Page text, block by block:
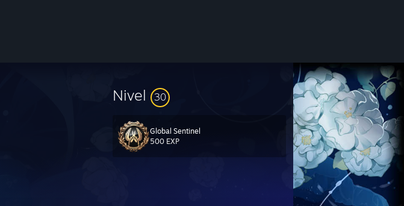
Nivel 30
Global Sentinel
500 EXP